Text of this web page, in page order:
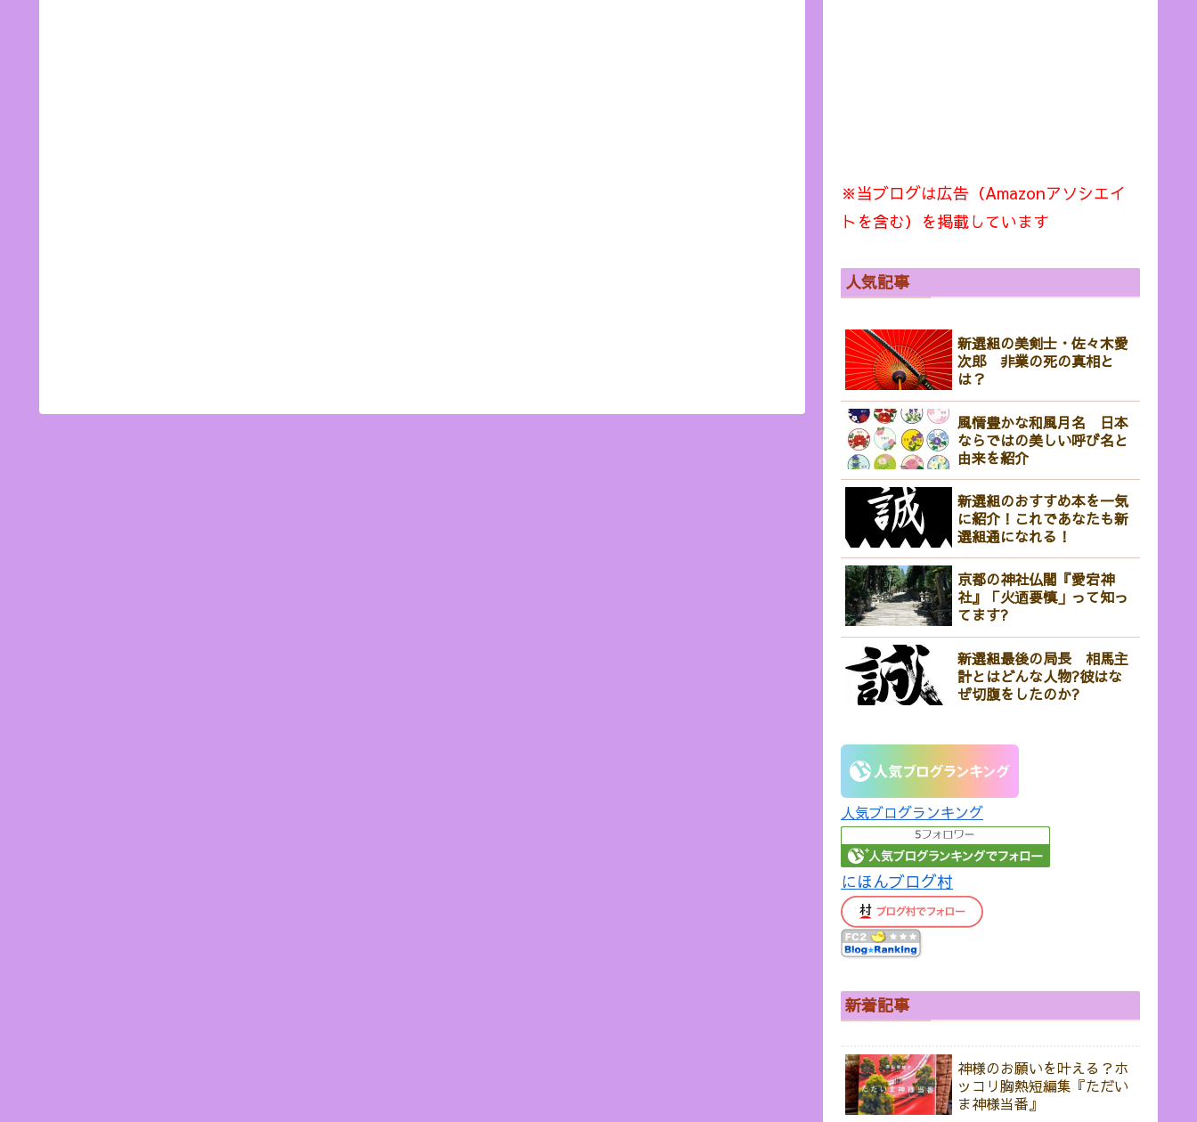
※当ブログは広告（Amazonアソシエイ
トを含む）を掲載しています
人気記事
新選組の美剣士・佐々木愛
次郎 非業の死の真相と
は？
風情豊かな和風月名 日本
ならではの美しい呼び名と
由来を紹介
新選組のおすすめ本を一気
に紹介！これであなたも新
選組通になれる！
京都の神社仏閣『愛宕神
社』「火迺要慎」って知っ
てます?
新選組最後の局長 相馬主
計とはどんな人物?彼はな
ぜ切腹をしたのか?
人気ブログランキング
にほんブログ村
新着記事
神様のお願いを叶える？ホ
ッコリ胸熱短編集『ただい
ま神様当番』